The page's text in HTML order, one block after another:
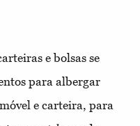
e bolsas se
para albergar
e carteira, para